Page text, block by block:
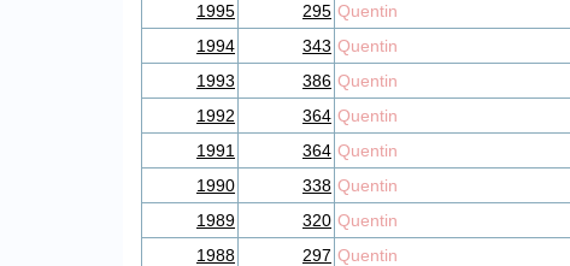
1995
295 Quentin
1994
343 Quentin
1993
386 Quentin
1992
364 Quentin
1991
364 Quentin
1990
338 Quentin
1989
320 Quentin
1988
297 Quentin